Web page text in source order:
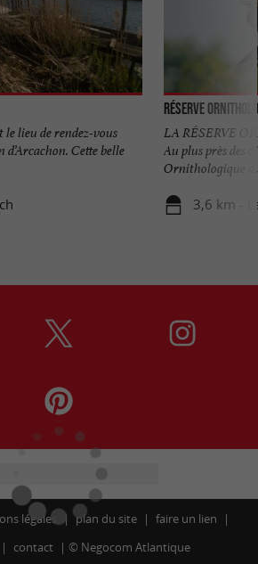
le lieu de rendez-vous
d’Arcachon. Cette belle
Réserve
LA RÉSERVE
Au plus près des
Ornithologique
3,6 km -
légales plan du site
faire un lien
contact © Negocom Atlantique